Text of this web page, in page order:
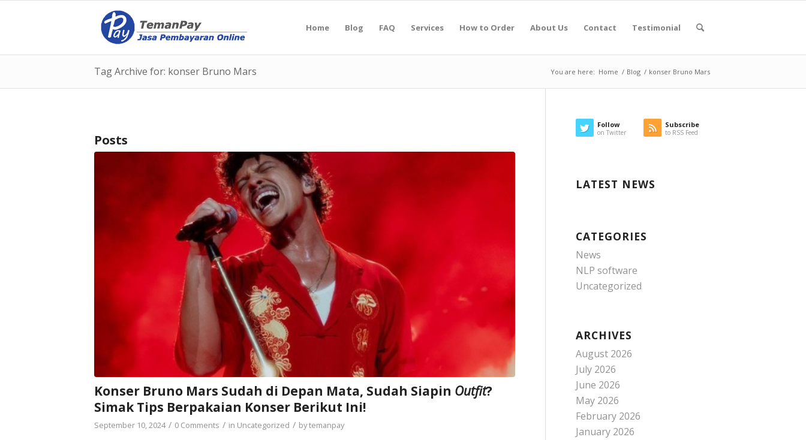
Home Blog FAQ Services How to Order About Us Contact Testimonial
Tag Archive for: konser Bruno Mars You are here: Home / Blog / konser Bruno Mars
Posts
Konser Bruno Mars Sudah di Depan Mata, Sudah Siapin Outfit?
Simak Tips Berpakaian Konser Berikut Ini!
September 10, 2024 / 0 Comments / in Uncategorized / bytemanpay
Follow
on Twitter
Subscribe
to RSS Feed
LATEST NEWS
CATEGORIES
News
NLP software
Uncategorized
ARCHIVES
August 2026
July 2026
June 2026
May 2026
February 2026
January 2026